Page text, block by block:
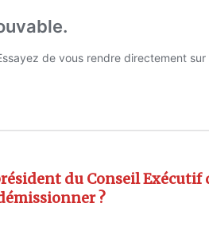
du Conseil Exécutif
?